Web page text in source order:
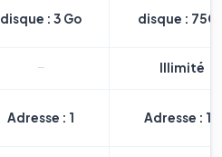
disque : 3 Go disque :
Illimité
Adresse : 1 Adresse : 10